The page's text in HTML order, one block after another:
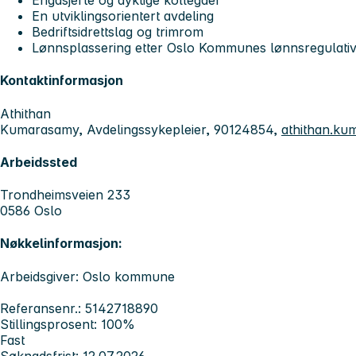
En utviklingsorientert avdeling
Bedriftsidrettslag og trimrom
Lønnsplassering etter Oslo Kommunes lønnsregulativ
Kontaktinformasjon
Athithan
Kumarasamy, Avdelingssykepleier, 90124854,
Arbeidssted
Trondheimsveien 233
0586 Oslo
Nøkkelinformasjon:
Arbeidsgiver: Oslo kommune
Referansenr.: 5142718890
Stillingsprosent: 100%
Fast